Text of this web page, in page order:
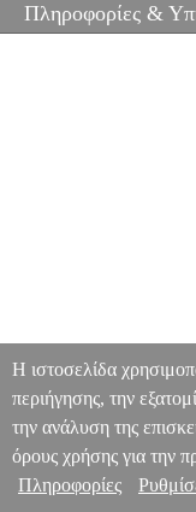
Πληροφορίες &
Η ιστοσελίδα
περιήγησης, την
την ανάλυση της
όρους χρήσης για την
Πληροφορίες